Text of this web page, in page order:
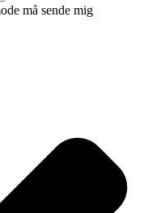
må sende mig